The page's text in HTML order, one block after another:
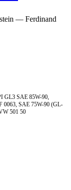
— Ferdinand
GL3 SAE 85W-90,
0063, SAE 75W-90 (GL-
501 50